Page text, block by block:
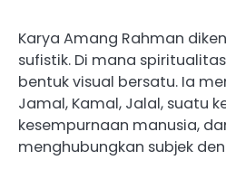
‎Karya Amang Rahman
sufistik. Di mana
bentuk visual bersatu. Ia
Jamal, Kamal, Jalal, suatu
kesempurnaan manusia,
menghubungkan subjek